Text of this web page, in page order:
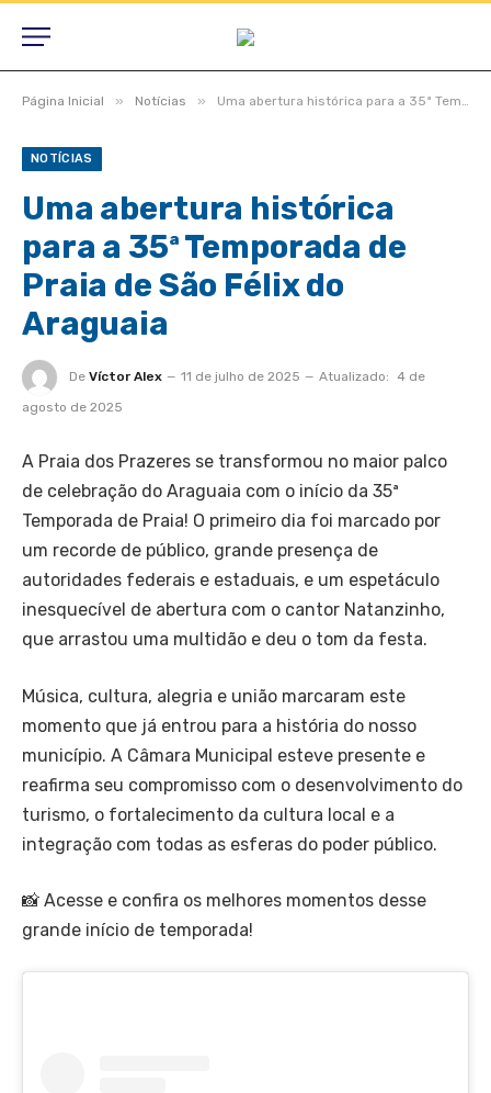
Página Inicial » Notícias » Uma abertura histórica para a 35ª Temporada de Praia de São Félix do Araguaia
NOTÍCIAS
Uma abertura histórica
para a 35ª Temporada de
Praia de São Félix do
Araguaia
De Víctor Alex 11 de julho de 2025 Atualizado: 4 de
agosto de 2025
A Praia dos Prazeres se transformou no maior palco
de celebração do Araguaia com o início da 35ª
Temporada de Praia! O primeiro dia foi marcado por
um recorde de público, grande presença de
autoridades federais e estaduais, e um espetáculo
inesquecível de abertura com o cantor Natanzinho,
que arrastou uma multidão e deu o tom da festa.
Música, cultura, alegria e união marcaram este
momento que já entrou para a história do nosso
município. A Câmara Municipal esteve presente e
reafirma seu compromisso com o desenvolvimento do
turismo, o fortalecimento da cultura local e a
integração com todas as esferas do poder público.
📸 Acesse e confira os melhores momentos desse
grande início de temporada!